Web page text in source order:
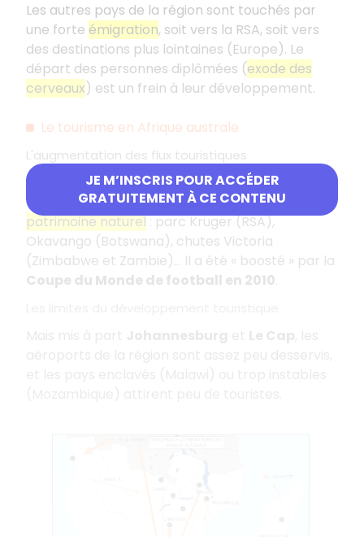
JE M’INSCRIS POUR ACCÉDER
GRATUITEMENT À CE CONTENU
Les autres pays de la région sont touchés par
une forte émigration, soit vers la RSA, soit vers
des destinations plus lointaines (Europe). Le
départ des personnes diplômées (exode des
cerveaux) est un frein à leur développement.
Le tourisme en Afrique australe
L'augmentation des flux touristiques
Les flux touristiquesvers l'Afrique australe sont
en augmentation, ils s'expliquent par le
patrimoine naturel: parc Kruger (RSA),
Okavango (Botswana), chutes Victoria
(Zimbabwe et Zambie)... Il a été « boosté » par la
Coupe du Monde de football en 2010